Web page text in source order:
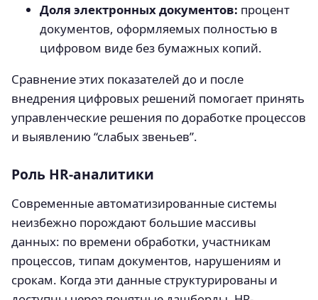
Доля электронных документов: процент
документов, оформляемых полностью в
цифровом виде без бумажных копий.
Сравнение этих показателей до и после
внедрения цифровых решений помогает принять
управленческие решения по доработке процессов
и выявлению “слабых звеньев”.
Роль HR-аналитики
Современные автоматизированные системы
неизбежно порождают большие массивы
данных: по времени обработки, участникам
процессов, типам документов, нарушениям и
срокам. Когда эти данные структурированы и